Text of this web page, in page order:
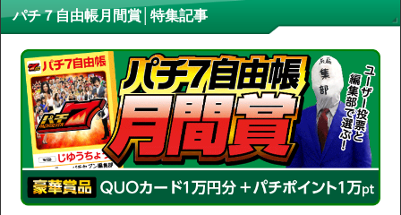
パチ７自由帳月間賞│特集記事